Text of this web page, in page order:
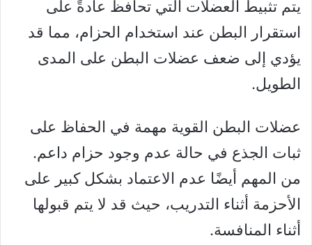
يتم تثبيط العضلات التي تحافظ عادةً على
استقرار البطن عند استخدام الحزام، مما قد
يؤدي إلى ضعف عضلات البطن على المدى
الطويل.
عضلات البطن القوية مهمة في الحفاظ على
ثبات الجذع في حالة عدم وجود حزام داعم.
من المهم أيضًا عدم الاعتماد بشكل كبير على
الأحزمة أثناء التدريب، حيث قد لا يتم قبولها
أثناء المنافسة.